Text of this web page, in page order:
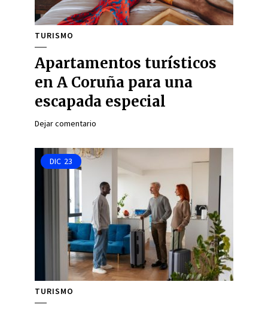
TURISMO
Apartamentos turísticos
en A Coruña para una
escapada especial
Dejar comentario
DIC 23
TURISMO